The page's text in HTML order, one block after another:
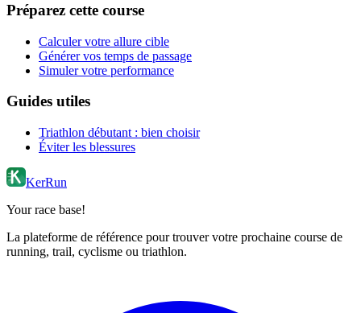
Préparez cette course
Calculer votre allure cible
Générer vos temps de passage
Simuler votre performance
Guides utiles
Triathlon débutant : bien choisir
Éviter les blessures
KerRun
Your race base!
La plateforme de référence pour trouver votre prochaine course de
running, trail, cyclisme ou triathlon.